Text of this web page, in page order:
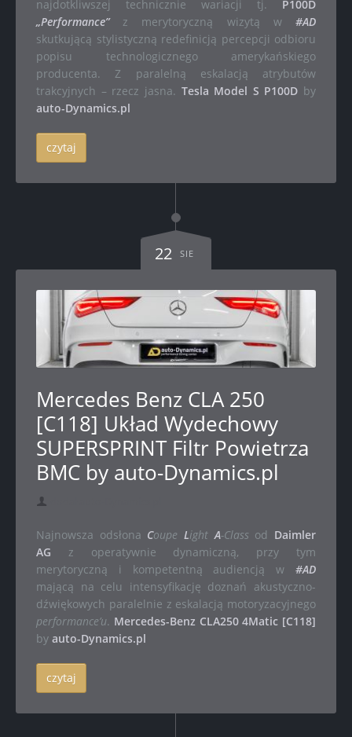
najdotkliwszej technicznie wariacji tj. P100D
„Performance”z merytoryczną wizytą w #AD
skutkującą stylistyczną redefinicją percepcji odbioru
popisu technologicznego amerykańskiego
producenta. Z paralelną eskalacją atrybutów
trakcyjnych – rzecz jasna. Tesla Model S P100D by
auto-Dynamics.pl
czytaj
22 SIE
Mercedes Benz CLA 250
[C118] Układ Wydechowy
SUPERSPRINT Filtr Powietrza
BMC by auto-Dynamics.pl
Najnowsza odsłona CoupeLightA-Class od Daimler
AG z operatywnie dynamiczną, przy tym
merytoryczną i kompetentną audiencją w #AD
mającą na celu intensyfikację doznań akustyczno-
dźwiękowych paralelnie z eskalacją motoryzacyjnego
performance’u. Mercedes-Benz CLA250 4Matic [C118]
by auto-Dynamics.pl
czytaj